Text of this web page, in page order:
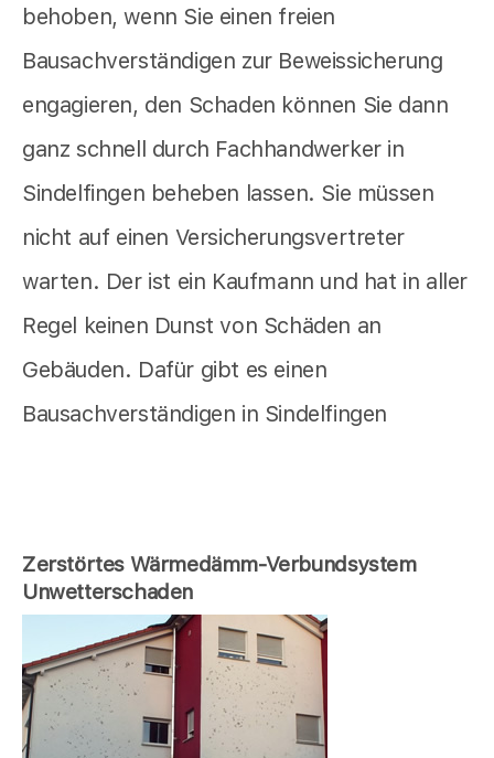
behoben, wenn Sie einen freien
Bausachverständigen zur Beweissicherung
engagieren, den Schaden können Sie dann
ganz schnell durch Fachhandwerker in
Sindelfingen beheben lassen. Sie müssen
nicht auf einen Versicherungsvertreter
warten. Der ist ein Kaufmann und hat in aller
Regel keinen Dunst von Schäden an
Gebäuden. Dafür gibt es einen
Bausachverständigen in Sindelfingen
Zerstörtes Wärmedämm-Verbundsystem
Unwetterschaden